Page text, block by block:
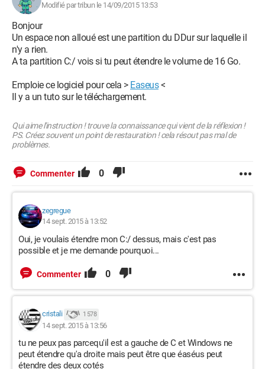
Modifié par tribun le 14/09/2015 13:53
Bonjour
Un espace non alloué est une partition du DDur sur laquelle il
n'y a rien.
A ta partition C:/ vois si tu peut étendre le volume de 16 Go.
Emploie ce logiciel pour cela > Easeus<
Il y a un tuto sur le téléchargement.
Qui aime l'instruction ! trouve la connaissance qui vient de la réflexion !
PS. Créez souvent un point de restauration ! cela résout pas mal de
problèmes.
Commenter 0
zegregue
14 sept. 2015 à 13:52
Oui, je voulais étendre mon C:/ dessus, mais c'est pas
possible et je me demande pourquoi...
Commenter 0
cristali 1 578
14 sept. 2015 à 13:56
tu ne peux pas parcequ'il est a gauche de C et Windows ne
peut étendre qu'a droite mais peut être que éaséus peut
étendre des deux cotés